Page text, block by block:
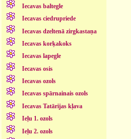
Iecavas baltegle
Iecavas ciedrupriede
Iecavas dzeltenā zirgkastaņa
Iecavas korķakoks
Iecavas lapegle
Iecavas osis
Iecavas ozols
Iecavas spārnainais ozols
Iecavas Tatārijas kļava
Ieļu 1. ozols
Ieļu 2. ozols